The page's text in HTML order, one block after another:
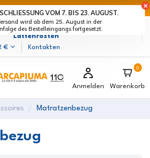
von Matratzen, Kissen und
Lattenrosten
€ Kontakten
Anmelden
0
Warenkorb
Matratzenbezug
wird ab dem 25. August in der
des Bestelleingangs fortgesetzt.
VOM 7. BIS 23. AUGUST.